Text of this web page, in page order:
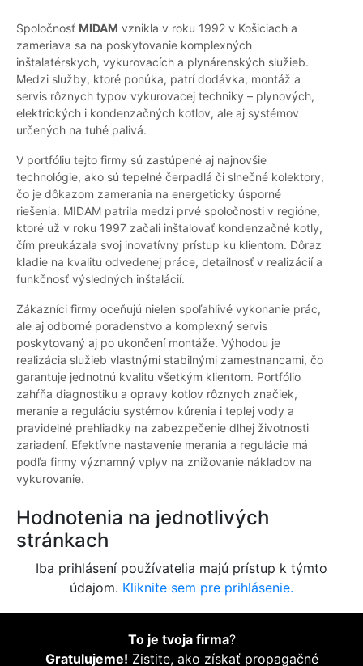
Spoločnosť MIDAM vznikla v roku 1992 v Košiciach a
zameriava sa na poskytovanie komplexných
inštalatérskych, vykurovacích a plynárenských služieb.
Medzi služby, ktoré ponúka, patrí dodávka, montáž a
servis rôznych typov vykurovacej techniky – plynových,
elektrických i kondenzačných kotlov, ale aj systémov
určených na tuhé palivá.
V portfóliu tejto firmy sú zastúpené aj najnovšie
technológie, ako sú tepelné čerpadlá či slnečné kolektory,
čo je dôkazom zamerania na energeticky úsporné
riešenia. MIDAM patrila medzi prvé spoločnosti v regióne,
ktoré už v roku 1997 začali inštalovať kondenzačné kotly,
čím preukázala svoj inovatívny prístup ku klientom. Dôraz
kladie na kvalitu odvedenej práce, detailnosť v realizácií a
funkčnosť výsledných inštalácií.
Zákazníci firmy oceňujú nielen spoľahlivé vykonanie prác,
ale aj odborné poradenstvo a komplexný servis
poskytovaný aj po ukončení montáže. Výhodou je
realizácia služieb vlastnými stabilnými zamestnancami, čo
garantuje jednotnú kvalitu všetkým klientom. Portfólio
zahŕňa diagnostiku a opravy kotlov rôznych značiek,
meranie a reguláciu systémov kúrenia i teplej vody a
pravidelné prehliadky na zabezpečenie dlhej životnosti
zariadení. Efektívne nastavenie merania a regulácie má
podľa firmy významný vplyv na znižovanie nákladov na
vykurovanie.
Hodnotenia na jednotlivých
stránkach
Iba prihlásení používatelia majú prístup k týmto
údajom. Kliknite sem pre prihlásenie.
To je tvoja firma?
Gratulujeme! Zistite, ako získať propagačné